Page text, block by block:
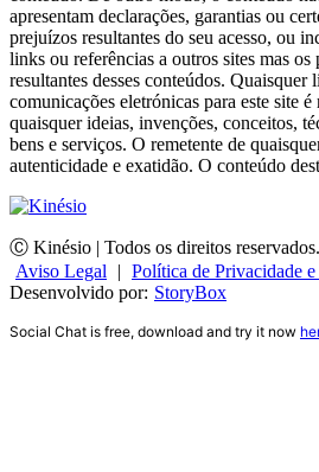
apresentam declarações, garantias ou
prejuízos resultantes do seu acesso, ou
links ou referências a outros sites mas
resultantes desses conteúdos.
comunicações eletrónicas para este site
quaisquer ideias, invenções, conceitos,
bens e serviços. O remetente de
autenticidade e exatidão. O conteúdo
Ⓒ Kinésio | Todos os direitos reservados.
Aviso Legal
| Política de Privacidade
Desenvolvido por: StoryBox
Social Chat is free, download and try it now